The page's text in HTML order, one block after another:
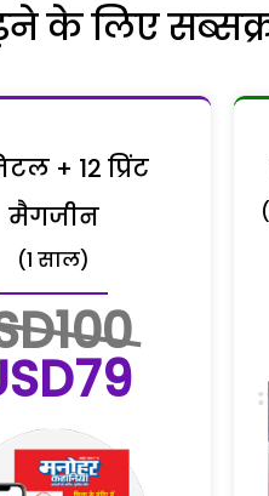
के लिए
+ 12 प्रिंट
मैगजीन
(1 साल)